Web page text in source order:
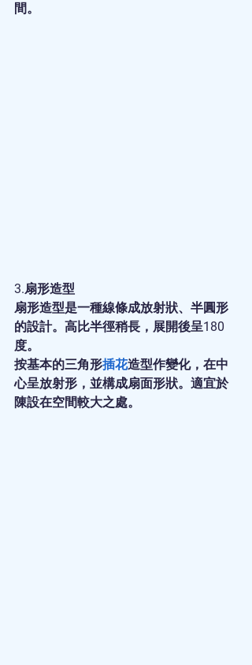
間。
3.扇形造型
扇形造型是一種線條成放射狀、半圓形
的設計。高比半徑稍長，展開後呈180
度。
按基本的三角形插花造型作變化，在中
心呈放射形，並構成扇面形狀。適宜於
陳設在空間較大之處。